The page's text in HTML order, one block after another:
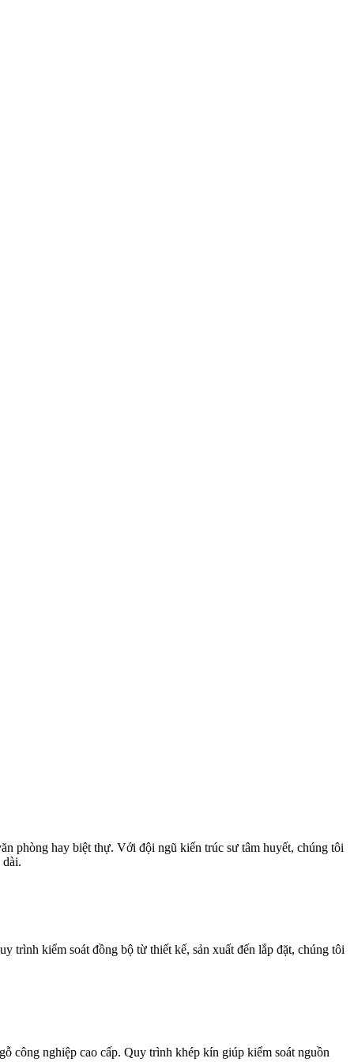
phòng hay biệt thự. Với đội ngũ kiến trúc sư tâm huyết, chúng tôi
dài.
kiểm soát đồng bộ từ thiết kế, sản xuất đến lắp đặt, chúng tôi
công nghiệp cao cấp. Quy trình khép kín giúp kiểm soát nguồn